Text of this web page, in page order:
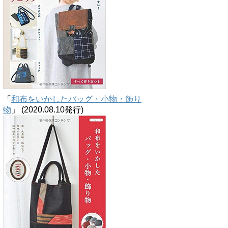
「 和布をいかしたバッグ・小物・飾り
物 」 (2020.08.10発行)